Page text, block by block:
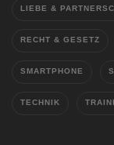
LIEBE &
RECHT & GESETZ
SMARTPHONE
TECHNIK